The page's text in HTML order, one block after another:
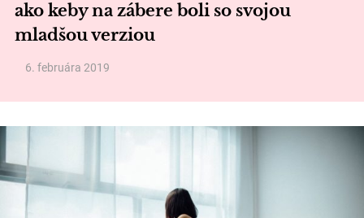
ako keby na zábere boli so svojou
mladšou verziou
6. februára 2019